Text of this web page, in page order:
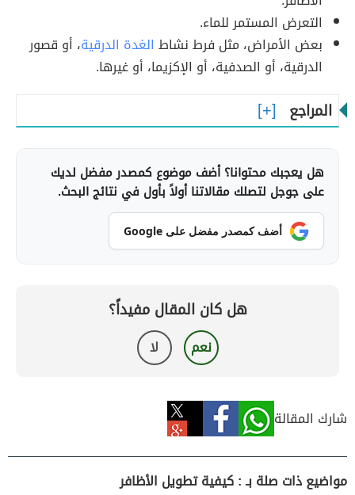
التعرض المستمر للماء.
بعض الأمراض، مثل فرط نشاط الغدة الدرقية، أو قصور
الدرقية، أو الصدفية، أو الإكزيما، أو غيرها.
المراجع
هل يعجبك محتوانا؟ أضف موضوع كمصدر مفضل لديك
على جوجل لتصلك مقالاتنا أولاً بأول في نتائج البحث.
أضف كمصدر مفضل على Google
هل كان المقال مفيداً؟
نعم لا
شارك المقالة
مواضيع ذات صلة بـ : كيفية تطويل الأظافر